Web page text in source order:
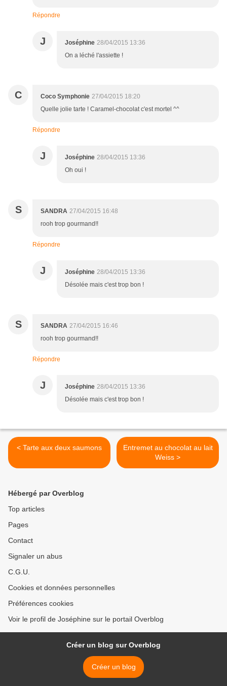
Répondre
J Joséphine 28/04/2015 13:36
On a léché l'assiette !
C Coco Symphonie 27/04/2015 18:20
Quelle jolie tarte ! Caramel-chocolat c'est mortel ^^
Répondre
J Joséphine 28/04/2015 13:36
Oh oui !
S SANDRA 27/04/2015 16:48
rooh trop gourmand!!
Répondre
J Joséphine 28/04/2015 13:36
Désolée mais c'est trop bon !
S SANDRA 27/04/2015 16:46
rooh trop gourmand!!
Répondre
J Joséphine 28/04/2015 13:36
Désolée mais c'est trop bon !
< Tarte aux deux saumons
Entremet au chocolat au lait
Weiss >
Hébergé par Overblog
Top articles
Pages
Contact
Signaler un abus
C.G.U.
Cookies et données personnelles
Préférences cookies
Voir le profil de Joséphine sur le portail Overblog
Créer un blog sur Overblog
Créer un blog